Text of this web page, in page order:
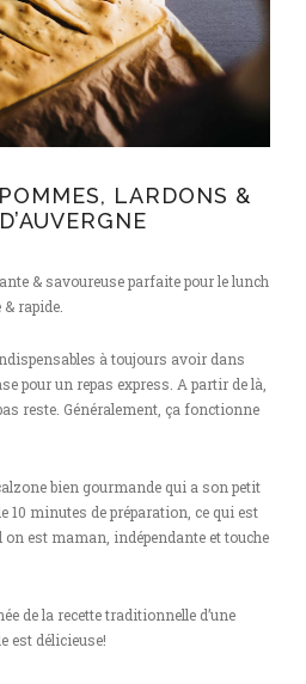
LARDONS &
& savoureuse parfaite pour le lunch
rapide.
à toujours avoir dans
pour un repas express. A partir de là,
reste. Généralement, ça fonctionne
bien gourmande qui a son petit
10 minutes de préparation, ce qui est
est maman, indépendante et touche
de la recette traditionnelle d’une
est délicieuse!